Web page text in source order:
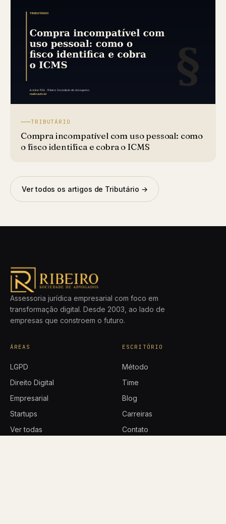
TRIBUTÁRIO
Compra incompatível com uso pessoal: como
o fisco identifica e cobra o ICMS
Ver todos os artigos de Tributário →
Assessoria jurídica empresarial com foco em
transformação digital. Desde 2003, ao lado de
empresas que constroem o futuro.
ÁREAS
LGPD
Direito Digital
Empresarial
Startups
Ver todas
ESCRITÓRIO
Método
Time
Blog
Carreiras
Contato